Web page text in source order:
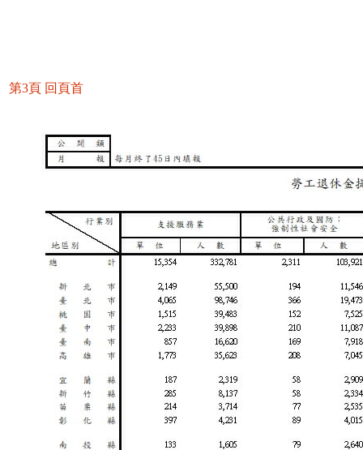
第3頁 回頁首